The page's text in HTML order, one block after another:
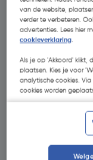
van de website,
verder te verbeteren.
advertenties. Lees hier
cookieverklaring.
Als je op 'Akkoord' klikt,
plaatsen. Kies je voor
analytische cookies. Via
cookies worden